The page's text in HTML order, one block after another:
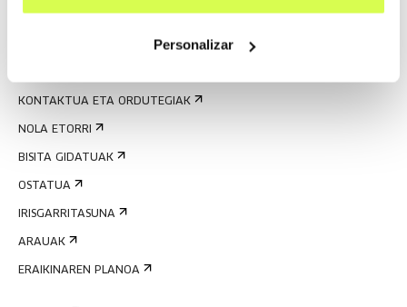
Personalizar
KONTAKTUA ETA ORDUTEGIAK
NOLA ETORRI
BISITA GIDATUAK
OSTATUA
IRISGARRITASUNA
ARAUAK
ERAIKINAREN PLANOA